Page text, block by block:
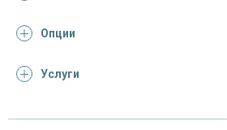
конструкции
Опции
Услуги